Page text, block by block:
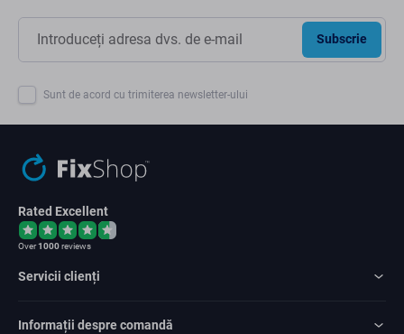
Subscrie
Sunt de acord cu trimiterea newsletter-ului
Rated Excellent
Over1000reviews
Servicii clienți
Informații despre comandă